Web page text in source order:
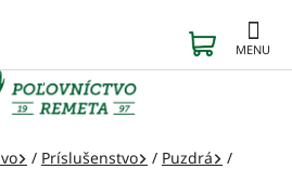
KOŠÍK
/ Príslušenstvo / Puzdrá
/